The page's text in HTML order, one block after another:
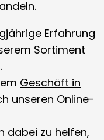
Erfahrung
Sortiment
Geschäft in
unseren Online-
dabei zu helfen,